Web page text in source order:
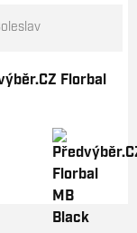
Florbal